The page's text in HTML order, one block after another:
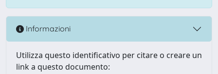
Informazioni
Utilizza questo identificativo per citare o creare un
link a questo documento: